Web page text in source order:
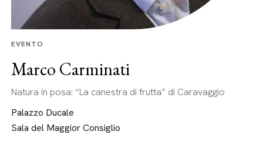
EVENTO
Marco Carminati
Natura in posa: “La canestra di frutta” di Caravaggio
Palazzo Ducale
Sala del Maggior Consiglio